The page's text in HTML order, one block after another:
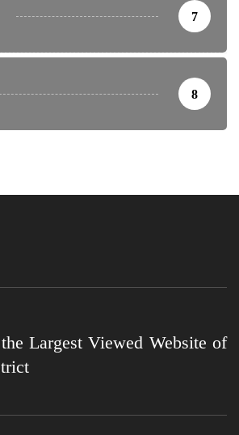
7
8
Largest Viewed Website of